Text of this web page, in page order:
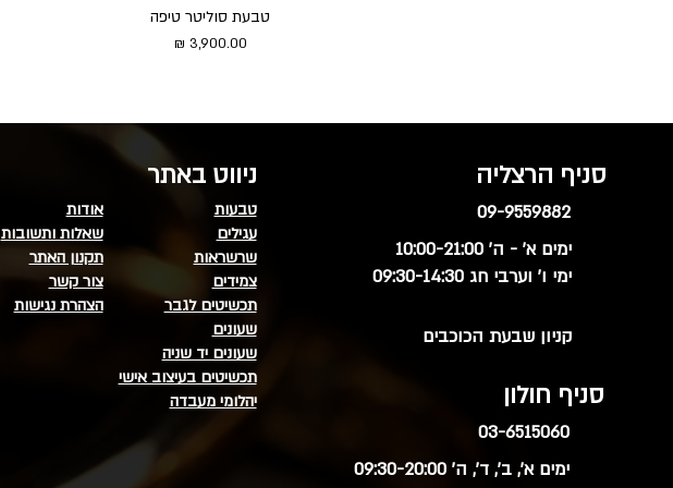
טבעת סוליטר טיפה
מחיר
ניווט באתר
אודות
שאלות ותשובות
תקנון האתר
צור קשר
הצהרת נגישות
טבעות
עגילים
שרשראות
צמידים
תכשיטים לגבר
שעונים
שעונים יד שניה
תכשיטים בעיצוב אישי
יהלומי מעבדה
סניף הרצליה
09-9559882
ימים א' - ה' 10:00-21:00
ימי ו' וערבי חג 09:30-14:30
קניון שבעת הכוכבים
סניף חולון
03-6515060
ימים א', ב', ד', ה' 09:30-20:00